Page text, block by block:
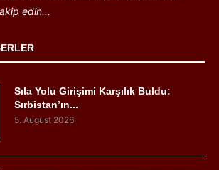
edin...
Sıla Yolu Girişimi Karşılık Buldu:
Sırbistan’ın...
5. August 2026